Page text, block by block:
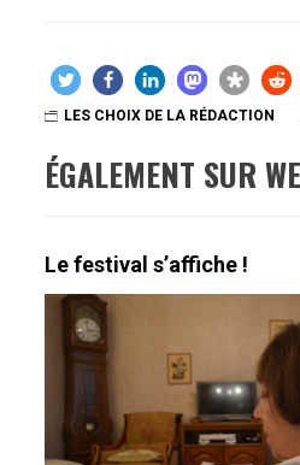
LES CHOIX DE LA RÉDACTION
ÉGALEMENT SUR
Le festival s’affiche !